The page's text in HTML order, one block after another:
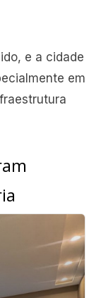
e a cidade
em